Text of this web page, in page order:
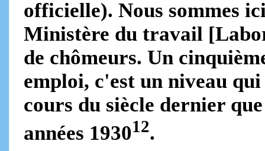
officielle). Nous sommes
Ministère du travail
de chômeurs. Un
emploi, c'est un niveau
cours du siècle dernier
années 193012.